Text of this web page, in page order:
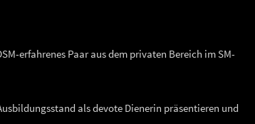
erfahrenes Paar aus dem privaten Bereich im SM-
als devote Dienerin präsentieren und